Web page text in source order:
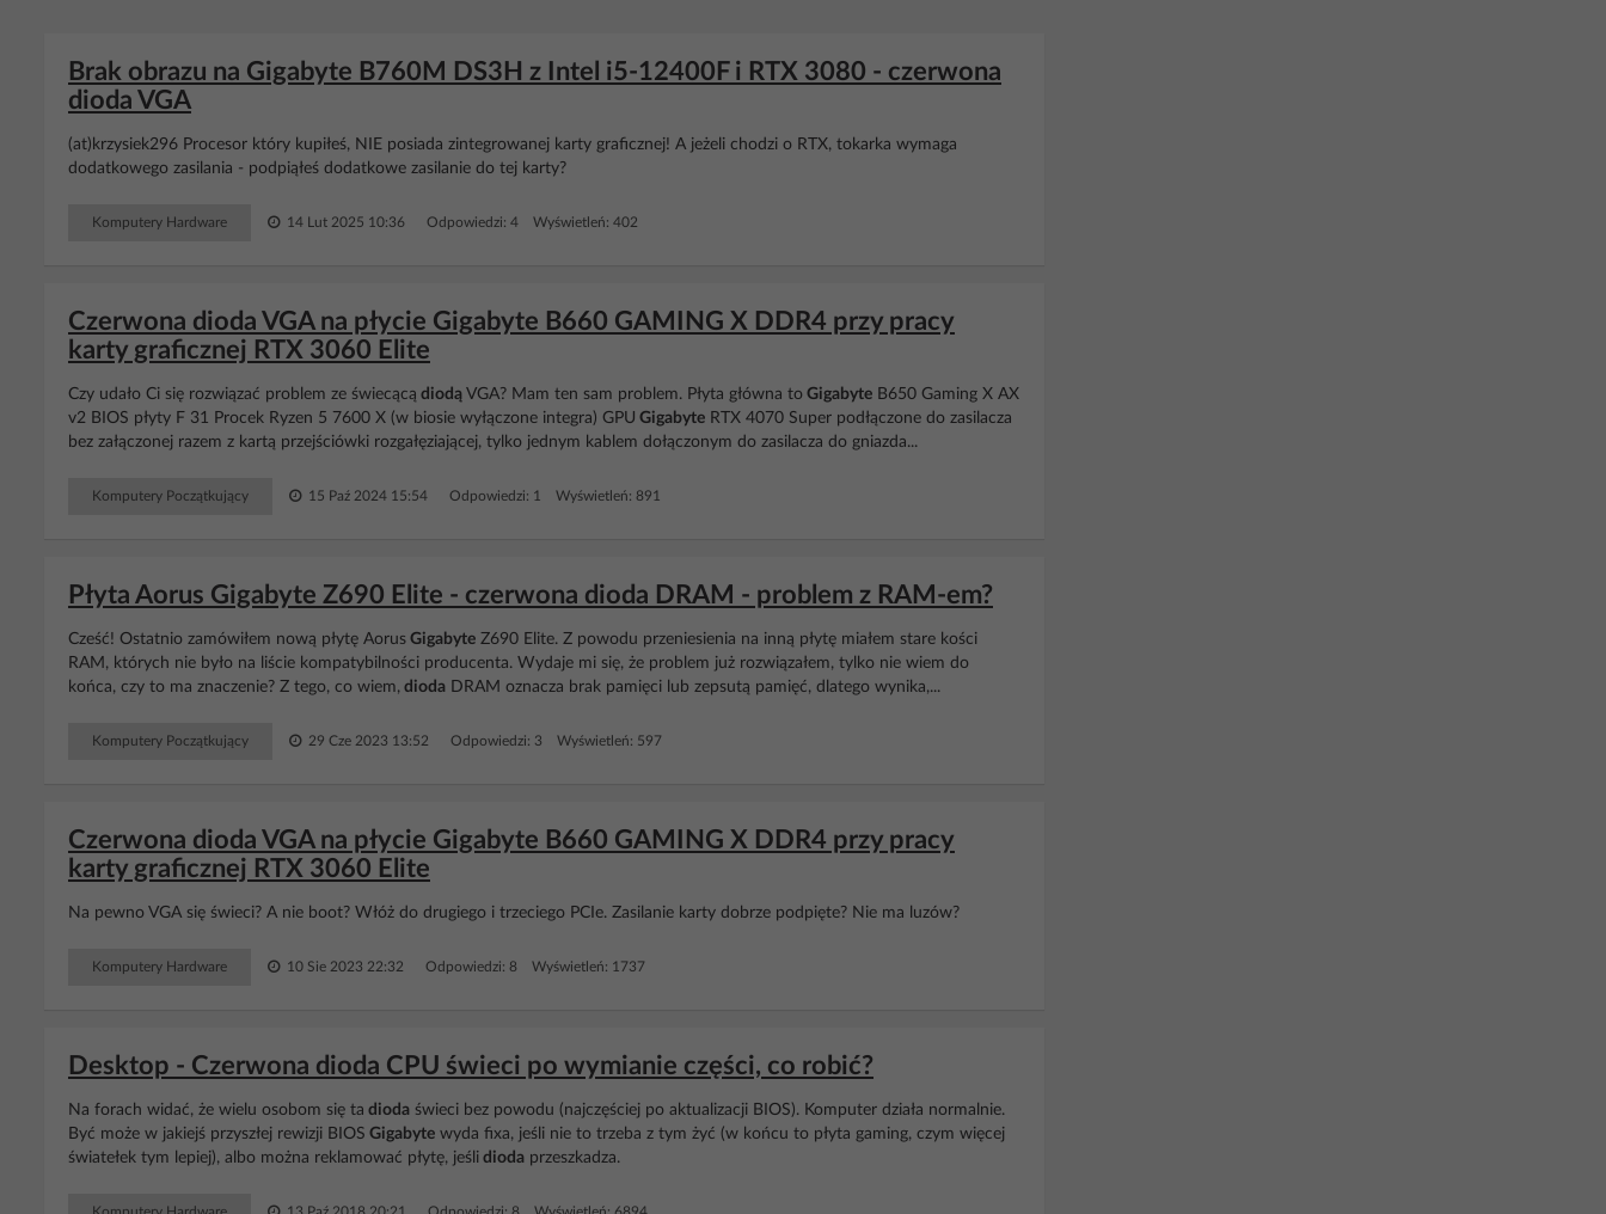
Brak obrazu na Gigabyte B760M DS3H z Intel i5-12400F i RTX 3080 - czerwona
dioda VGA
(at)krzysiek296 Procesor który kupiłeś, NIE posiada zintegrowanej karty graficznej! A jeżeli chodzi o RTX, tokarka wymaga
dodatkowego zasilania - podpiąłeś dodatkowe zasilanie do tej karty?
Komputery Hardware 14 Lut 2025 10:36 Odpowiedzi: 4 Wyświetleń: 402
Czerwona dioda VGA na płycie Gigabyte B660 GAMING X DDR4 przy pracy
karty graficznej RTX 3060 Elite
Czy udało Ci się rozwiązać problem ze świecącą diodą VGA? Mam ten sam problem. Płyta główna to Gigabyte B650 Gaming X AX
v2 BIOS płyty F 31 Procek Ryzen 5 7600 X (w biosie wyłączone integra) GPU Gigabyte RTX 4070 Super podłączone do zasilacza
bez załączonej razem z kartą przejściówki rozgałęziającej, tylko jednym kablem dołączonym do zasilacza do gniazda...
Komputery Początkujący 15 Paź 2024 15:54 Odpowiedzi: 1 Wyświetleń: 891
Płyta Aorus Gigabyte Z690 Elite - czerwona dioda DRAM - problem z RAM-em?
Cześć! Ostatnio zamówiłem nową płytę Aorus Gigabyte Z690 Elite. Z powodu przeniesienia na inną płytę miałem stare kości
RAM, których nie było na liście kompatybilności producenta. Wydaje mi się, że problem już rozwiązałem, tylko nie wiem do
końca, czy to ma znaczenie? Z tego, co wiem, dioda DRAM oznacza brak pamięci lub zepsutą pamięć, dlatego wynika,...
Komputery Początkujący 29 Cze 2023 13:52 Odpowiedzi: 3 Wyświetleń: 597
Czerwona dioda VGA na płycie Gigabyte B660 GAMING X DDR4 przy pracy
karty graficznej RTX 3060 Elite
Na pewno VGA się świeci? A nie boot? Włóż do drugiego i trzeciego PCIe. Zasilanie karty dobrze podpięte? Nie ma luzów?
Komputery Hardware 10 Sie 2023 22:32 Odpowiedzi: 8 Wyświetleń: 1737
Desktop - Czerwona dioda CPU świeci po wymianie części, co robić?
Na forach widać, że wielu osobom się ta dioda świeci bez powodu (najczęściej po aktualizacji BIOS). Komputer działa normalnie.
Być może w jakiejś przyszłej rewizji BIOS Gigabyte wyda fixa, jeśli nie to trzeba z tym żyć (w końcu to płyta gaming, czym więcej
światełek tym lepiej), albo można reklamować płytę, jeśli dioda przeszkadza.